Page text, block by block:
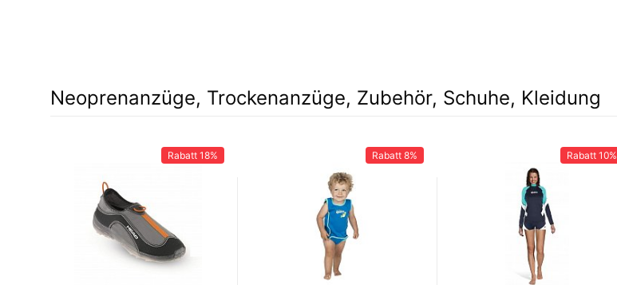
Neoprenanzüge, Trockenanzüge, Zubehör, Schuhe, Kleidung
Rabatt 18% Rabatt 8% Rabatt 10%